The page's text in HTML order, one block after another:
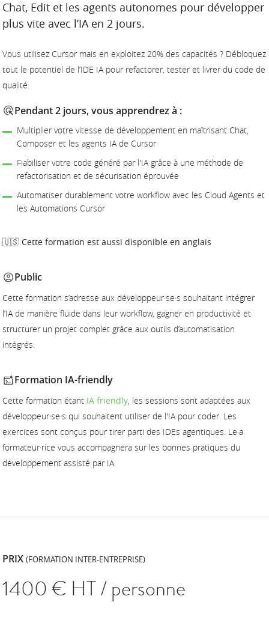
Chat, Edit et les agents autonomes pour développer
plus vite avec l’IA en 2 jours.
Vous utilisez Cursor mais en exploitez 20% des capacités ? Débloquez
tout le potentiel de l’IDE IA pour refactorer, tester et livrer du code de
qualité.
Pendant 2 jours, vous apprendrez à :
Multiplier votre vitesse de développement en maîtrisant Chat,
Composer et les agents IA de Cursor
Fiabiliser votre code généré par l'IA grâce à une méthode de
refactorisation et de sécurisation éprouvée
Automatiser durablement votre workflow avec les Cloud Agents et
les Automations Cursor
🇺🇸 Cette formation est aussi disponible en anglais
Public
Cette formation s’adresse aux développeur·se·s souhaitant intégrer
l’IA de manière fluide dans leur workflow, gagner en productivité et
structurer un projet complet grâce aux outils d’automatisation
intégrés.
Formation IA-friendly
Cette formation étant IA friendly, les sessions sont adaptées aux
développeur·se·s qui souhaitent utiliser de l'IA pour coder. Les
exercices sont conçus pour tirer parti des IDEs agentiques. Le·a
formateur·rice vous accompagnera sur les bonnes pratiques du
développement assisté par IA.
PRIX(FORMATION INTER-ENTREPRISE)
1400€ HT / personne